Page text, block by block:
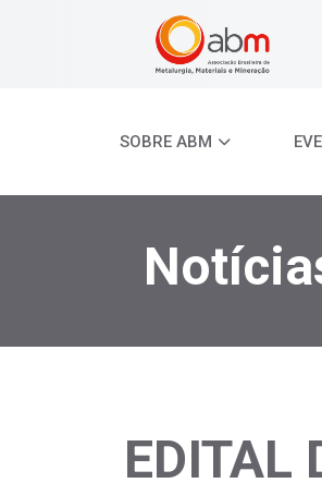
SOBRE ABM
EDITAL